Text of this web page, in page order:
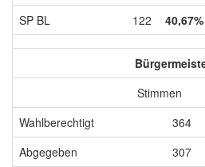
SP BL
122 40,67%
Stimmen
Wahlberechtigt
364
Abgegeben
307